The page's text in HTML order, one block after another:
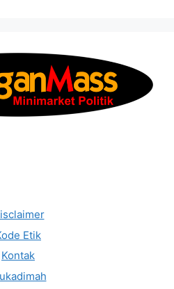
Etik
Kontak